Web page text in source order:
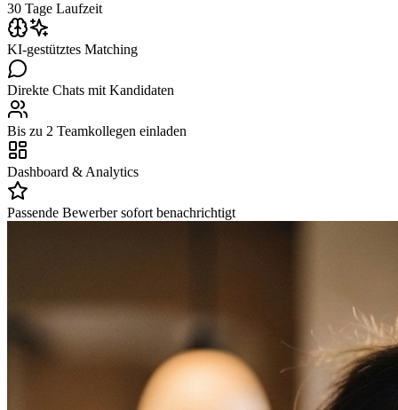
30 Tage Laufzeit
KI-gestütztes Matching
Direkte Chats mit Kandidaten
Bis zu 2 Teamkollegen einladen
Dashboard & Analytics
Passende Bewerber sofort benachrichtigt